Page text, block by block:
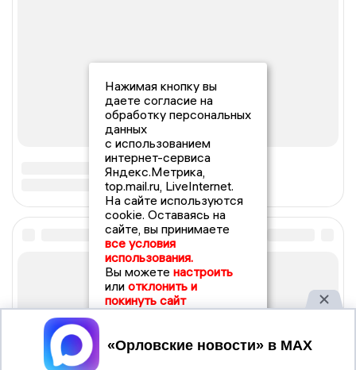
Нажимая кнопку вы
даете согласие на
обработку персональных
данных
с использованием
интернет-сервиса
Яндекс.Метрика,
top.mail.ru, LiveInternet.
На сайте используются
cookie. Оставаясь на
сайте, вы принимаете
все условия
использования.
Вы можете настроить
или отклонить и
покинуть сайт
Принять